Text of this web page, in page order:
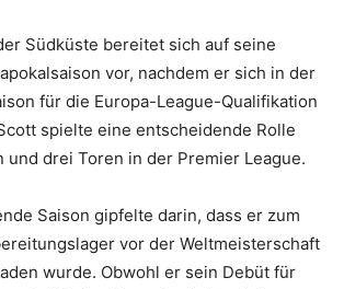
Südküste bereitet sich auf seine
vor, nachdem er sich in der
für die Europa-League-Qualifikation
spielte eine entscheidende Rolle
und drei Toren in der Premier League.
Saison gipfelte darin, dass er zum
vor der Weltmeisterschaft
wurde. Obwohl er sein Debüt für